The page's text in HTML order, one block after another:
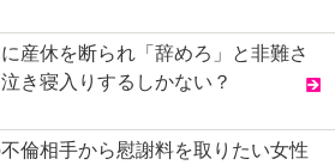
産休を断られ「辞めろ」と非難さ
き寝入りするしかない？
倫相手から慰謝料を取りたい女性